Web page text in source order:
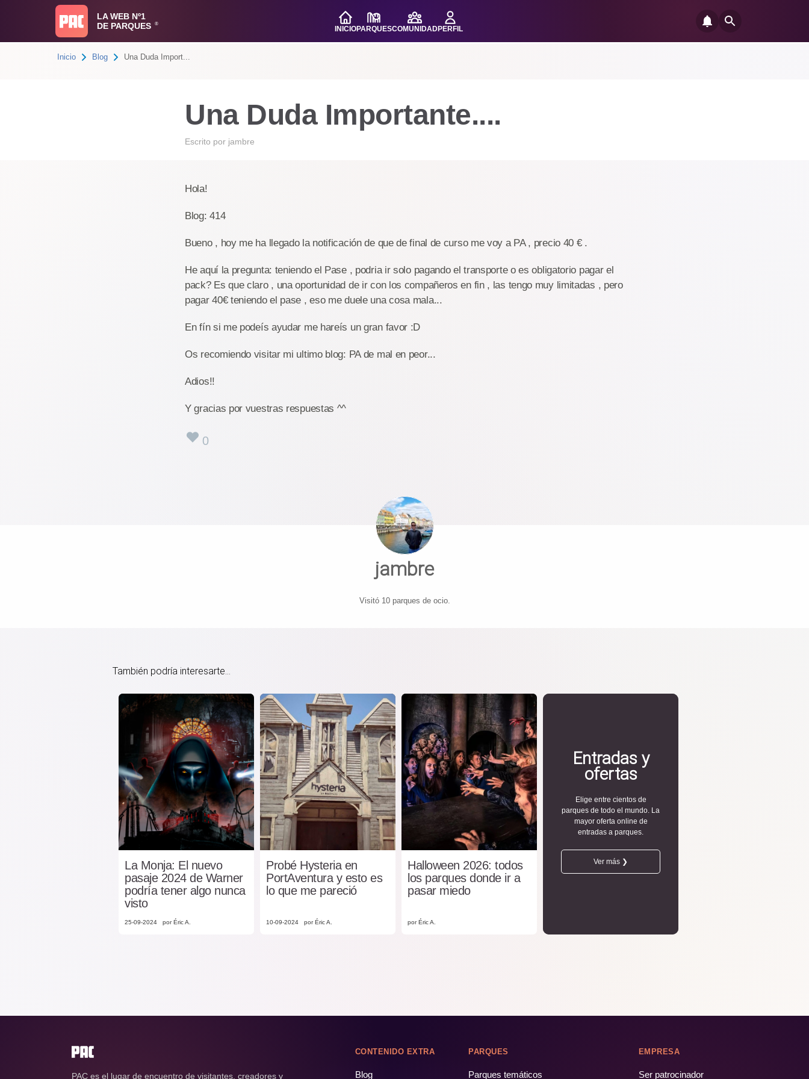
LA WEB Nº1
DE PARQUES
®
INICIOPARQUESCOMUNIDADPERFIL
Inicio Blog Una Duda Import...
Una Duda Importante....
Escrito por jambre
Hola!
Blog: 414
Bueno , hoy me ha llegado la notificación de que de final de curso me voy a PA , precio 40 € .
He aquí la pregunta: teniendo el Pase , podria ir solo pagando el transporte o es obligatorio pagar el
pack? Es que claro , una oportunidad de ir con los compañeros en fin , las tengo muy limitadas , pero
pagar 40€ teniendo el pase , eso me duele una cosa mala...
En fín si me podeís ayudar me hareís un gran favor :D
Os recomiendo visitar mi ultimo blog: PA de mal en peor...
Adios!!
Y gracias por vuestras respuestas ^^
0
jambre
Visitó 10 parques de ocio.
También podría interesarte...
La Monja: El nuevo
pasaje 2024 de Warner
podría tener algo nunca
visto
25-09-2024 por Éric A.
Probé Hysteria en
PortAventura y esto es
lo que me pareció
10-09-2024 por Éric A.
Halloween 2026: todos
los parques donde ir a
pasar miedo
por Éric A.
Entradas y
ofertas
Elige entre cientos de
parques de todo el mundo. La
mayor oferta online de
entradas a parques.
Ver más ❯
PAC es el lugar de encuentro de visitantes, creadores y
CONTENIDO EXTRA
Blog
PARQUES
Parques temáticos
EMPRESA
Ser patrocinador